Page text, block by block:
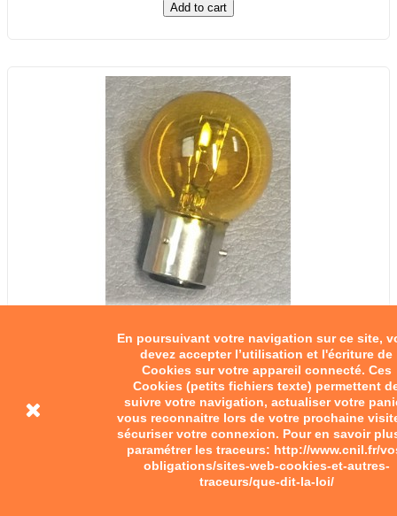
En poursuivant votre navigation sur ce site,
devez accepter l’utilisation et l'écriture de
Cookies sur votre appareil connecté. Ces
Cookies (petits fichiers texte) permettent
suivre votre navigation, actualiser votre
vous reconnaitre lors de votre prochaine
sécuriser votre connexion. Pour en savoir
paramétrer les traceurs: http://www.cnil.fr/
obligations/sites-web-cookies-et-autres-
traceurs/que-dit-la-loi/
Add to cart